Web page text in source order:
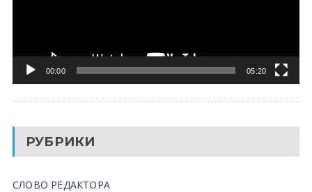
00:00 05:20
РУБРИКИ
СЛОВО РЕДАКТОРА